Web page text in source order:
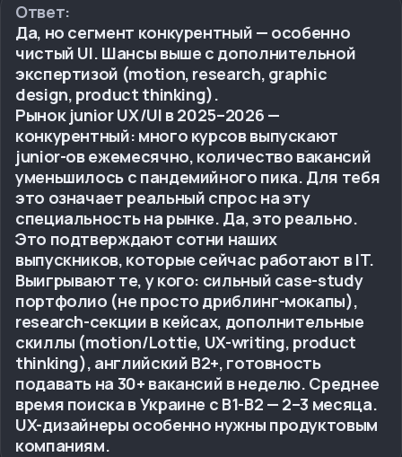
Ответ:
Да, но сегмент конкурентный — особенно
чистый UI. Шансы выше с дополнительной
экспертизой (motion, research, graphic
design, product thinking).
Рынок junior UX/UI в 2025–2026 —
конкурентный: много курсов выпускают
junior-ов ежемесячно, количество вакансий
уменьшилось с пандемийного пика. Для тебя
это означает реальный спрос на эту
специальность на рынке. Да, это реально.
Это подтверждают сотни наших
выпускников, которые сейчас работают в IT.
Выигрывают те, у кого: сильный case-study
портфолио (не просто дриблинг-мокапы),
research-секции в кейсах, дополнительные
скиллы (motion/Lottie, UX-writing, product
thinking), английский B2+, готовность
подавать на 30+ вакансий в неделю. Среднее
время поиска в Украине с B1-B2 — 2–3 месяца.
UX-дизайнеры особенно нужны продуктовым
компаниям.